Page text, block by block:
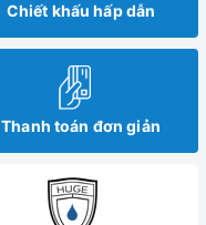
Chiết khấu hấp dẫn
Thanh toán đơn giản